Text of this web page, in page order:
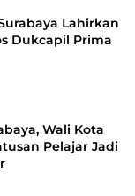
Lahirkan
Dukcapil Prima
Wali Kota
Pelajar Jadi